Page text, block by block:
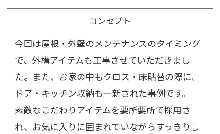
コンセプト
今回は屋根・外壁のメンテナンスのタイミング
で、外構アイテムも工事させていただきまし
た。また、お家の中もクロス・床貼替の際に、
ドア・キッチン収納も一新された事例です。
素敵なこだわりアイテムを要所要所で採用さ
れ、お気に入りに囲まれていながらすっきりし